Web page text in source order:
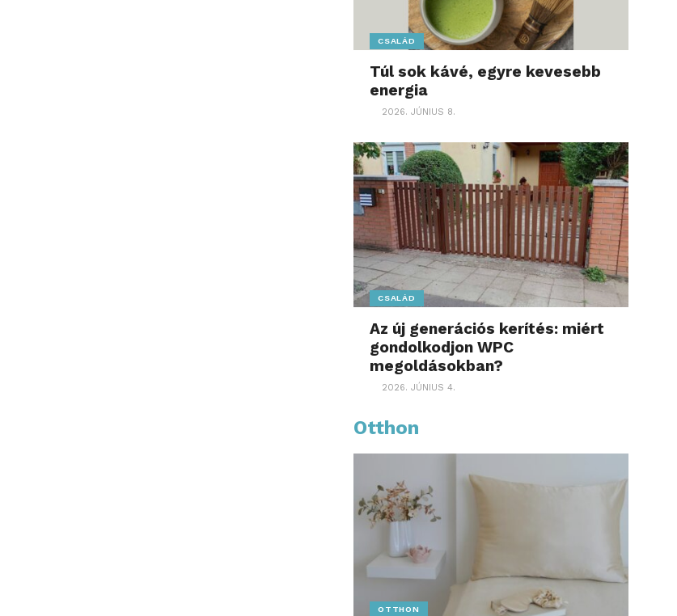
CSALÁD
Túl sok kávé, egyre kevesebb
energia
2026. JÚNIUS 8.
CSALÁD
Az új generációs kerítés: miért
gondolkodjon WPC
megoldásokban?
2026. JÚNIUS 4.
Otthon
OTTHON